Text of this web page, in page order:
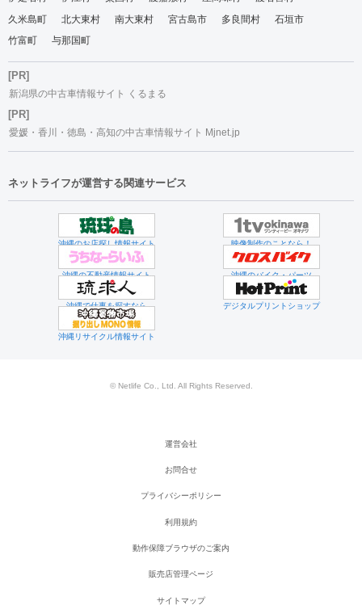
久米島町
北大東村 南大東村 宮古島市 多良間村
石垣市
竹富町
与那国町
[PR]
新潟県の中古車情報サイト くるまる
[PR]
愛媛・香川・徳島・高知の中古車情報サイト Mjnet.jp
ネットライフが運営する関連サービス
沖縄のお店探し情報サイト 映像制作のことなら！
沖縄の不動産情報サイト 沖縄のバイク・パーツ
沖縄で仕事を探すなら デジタルプリントショップ
沖縄リサイクル情報サイト
© Netlife Co., Ltd. All Rights Reserved.
運営会社
お問合せ
プライバシーポリシー
利用規約
動作保障ブラウザのご案内
販売店管理ページ
サイトマップ